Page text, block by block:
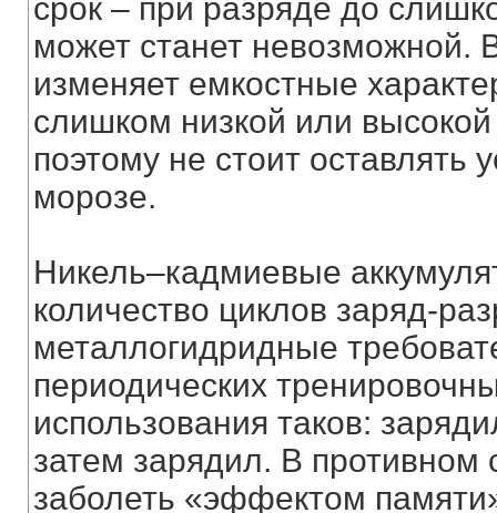
срок – при разряде до
может станет невозможной.
изменяет емкостные
слишком низкой или
поэтому не стоит оставлять
морозе.
Никель–кадмиевые
количество циклов заряд-
металлогидридные
периодических
использования таков:
затем зарядил. В противном
заболеть «эффектом